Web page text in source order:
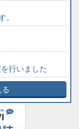
。
行いました